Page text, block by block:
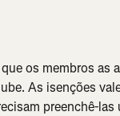
os membros as
As isenções
preenchê-las